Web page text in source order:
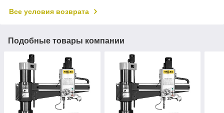
Все условия возврата
Подобные товары компании